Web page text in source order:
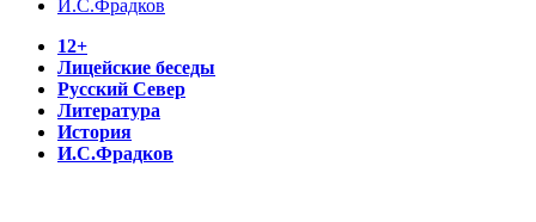
И.С.Фрадков
12+
Лицейские беседы
Русский Север
Литература
История
И.С.Фрадков